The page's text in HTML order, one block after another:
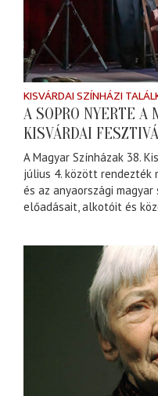
KISVÁRDAI SZÍNHÁZI
A SOPRO NYERTE A
KISVÁRDAI
A Magyar Színházak 38.
július 4. között rendezték
és az anyaországi
előadásait, alkotóit és